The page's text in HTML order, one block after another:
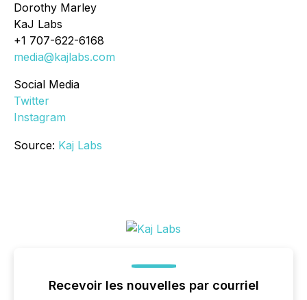
Dorothy Marley
KaJ Labs
+1 707-622-6168
media@kajlabs.com
Social Media
Twitter
Instagram
Source: Kaj Labs
Recevoir les nouvelles par courriel